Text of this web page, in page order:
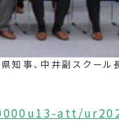
事、中井副スクール
att/